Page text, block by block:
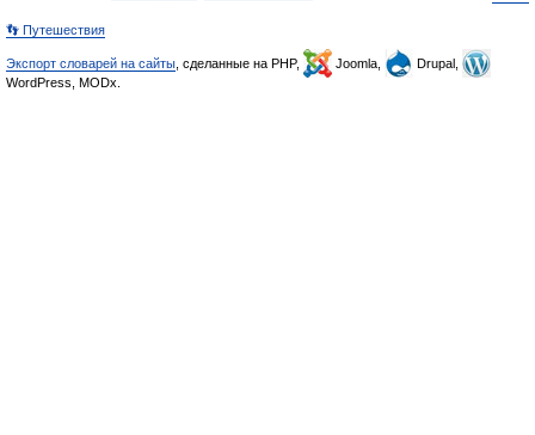
👣 Путешествия
Экспорт словарей на сайты , сделанные на PHP, Joomla,
Drupal,
WordPress, MODx.